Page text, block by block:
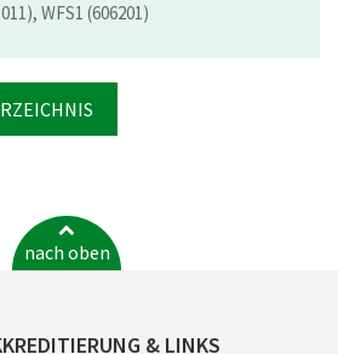
WFS1 (606201)
nach oben
& LINKS